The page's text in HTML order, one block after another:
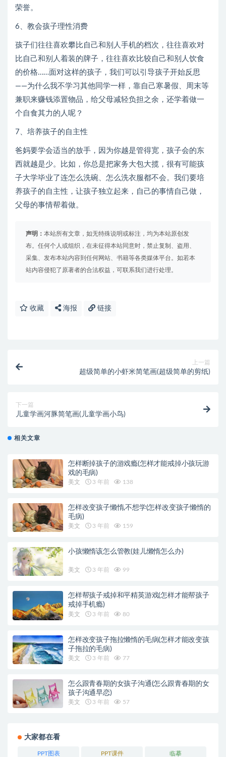
荣誉。
6、教会孩子理性消费
孩子们往往喜欢攀比自己和别人手机的档次，往往喜欢对
比自己和别人着装的牌子，往往喜欢比较自己和别人饮食
的价格……面对这样的孩子，我们可以引导孩子开始反思
——为什么我不学习其他同学一样，靠自己寒暑假、周末等
兼职来赚钱添置物品，给父母减轻负担之余，还学着做一
个自食其力的人呢？
7、培养孩子的自主性
爸妈要学会适当的放手，因为你越是管得宽，孩子会的东
西就越是少。比如，你总是把家务大包大揽，很有可能孩
子大学毕业了连怎么洗碗、怎么洗衣服都不会。我们要培
养孩子的自主性，让孩子独立起来，自己的事情自己做，
父母的事情帮着做。
声明： 本站所有文章，如无特殊说明或标注，均为本站原创发
布。任何个人或组织，在未征得本站同意时，禁止复制、盗用、
采集、发布本站内容到任何网站、书籍等各类媒体平台。如若本
站内容侵犯了原著者的合法权益，可联系我们进行处理。
收藏 海报 链接
上一篇
超级简单的小虾米简笔画(超级简单的剪纸)
下一篇
儿童学画河豚简笔画(儿童学画小鸟)
相关文章
怎样断掉孩子的游戏瘾(怎样才能戒掉小孩玩游
戏的毛病)
美文 3 年前 138
怎样改变孩子懒惰,不想学(怎样改变孩子懒惰的
毛病)
美文 3 年前 159
小孩懒惰该怎么管教(娃儿懒惰怎么办)
美文 3 年前 99
怎样帮孩子戒掉和平精英游戏(怎样才能帮孩子
戒掉手机瘾)
美文 3 年前 80
怎样改变孩子拖拉懒惰的毛病(怎样才能改变孩
子拖拉的毛病)
美文 3 年前 77
怎么跟青春期的女孩子沟通(怎么跟青春期的女
孩子沟通早恋)
美文 3 年前 57
大家都在看
PPT图表 PPT课件 临摹